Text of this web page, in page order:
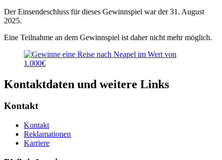
Der Einsendeschluss für dieses Gewinnspiel war der 31. August
2025.
Eine Teilnahme an dem Gewinnspiel ist daher nicht mehr möglich.
Kontaktdaten und weitere Links
Kontakt
Kontakt
Reklamationen
Karriere